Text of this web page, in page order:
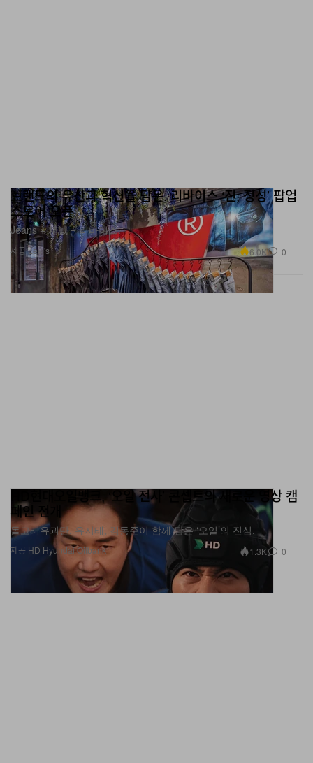
브랜드의 유산과 혁신을 담은, 리바이스 ‘진; 정성’ 팝업
스토어 오픈
Jeans + 精誠 = 리바이스.
제공 Levi's 6.0K 0
HD현대오일뱅크, ‘오일 전사’ 콘셉트의 새로운 영상 캠
페인 전개
돌고래유괴단, 유지태, 김동준이 함께 담은 ‘오일’의 진심.
제공 HD Hyundai Oilbank 1.3K 0